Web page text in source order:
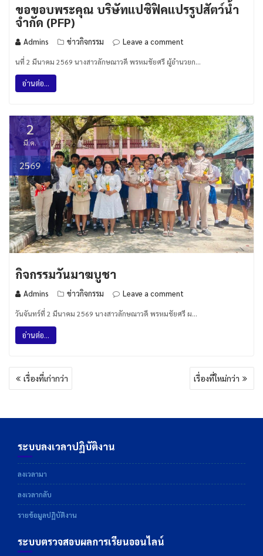
ขอขอบพระคุณ บริษัทแปซิฟิคแปรรูปสัตว์น้ำ
จำกัด (PFP)
Admins ข่าวกิจกรรม Leave a comment
นที่ 2 มีนาคม 2569 นางสาวลักษณาวดี พรหมชัยศรี ผู้อำนวยก…
อ่านต่อ...
2
มี.ค.
2569
กิจกรรมวันมาฆบูชา
Admins ข่าวกิจกรรม Leave a comment
วันจันทร์ที่ 2 มีนาคม 2569 นางสาวลักษณาวดี พรหมชัยศรี ผ…
อ่านต่อ...
แนะแนว
เรื่องเรื่องที่เก่ากว่า เรื่องที่ใหม่กว่า
ระบบลงเวลาปฏิบัติงาน
ลงเวลามา
ลงเวลากลับ
รายข้อมูลปฏิบัติงาน
ระบบตรวจสอบผลการเรียนออนไลน์